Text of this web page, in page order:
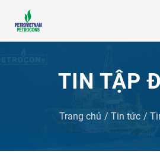
TIN TẬP
Trang chủ Tin tức